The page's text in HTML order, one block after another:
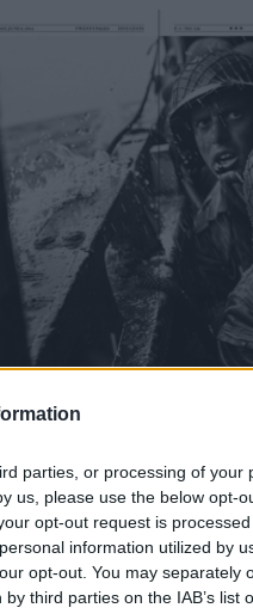
parties, or processing of your
us, please use the below opt-
opt-out request is
information utilized by
opt-out. You may separately
third parties on the IAB’s list
amelyek soha